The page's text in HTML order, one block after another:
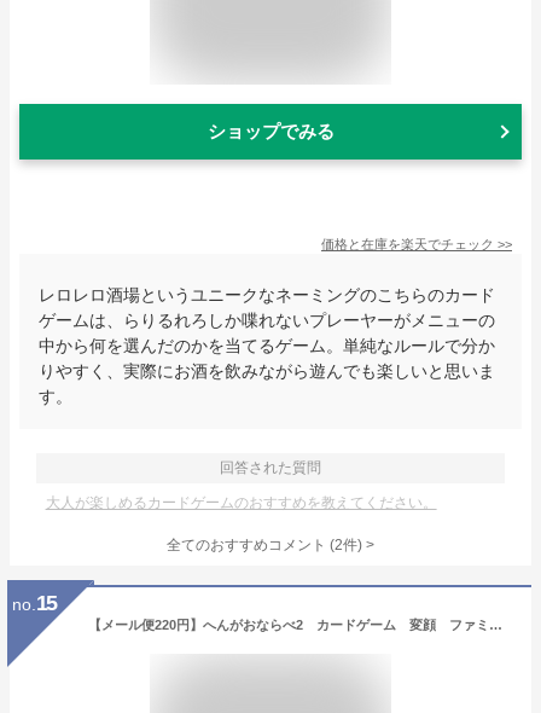
ショップでみる
価格と在庫を楽天でチェック >>
レロレロ酒場というユニークなネーミングのこちらのカード
ゲームは、らりるれろしか喋れないプレーヤーがメニューの
中から何を選んだのかを当てるゲーム。単純なルールで分か
りやすく、実際にお酒を飲みながら遊んでも楽しいと思いま
す。
回答された質問
大人が楽しめるカードゲームのおすすめを教えてください。
全てのおすすめコメント (2件) >
no. 15
【メール便220円】へんがおならべ2 カードゲーム 変顔 ファミリートイ お正月 キッズ 子供 大人 おもしろ こども園 保育園 幼稚園 行事【Artec アーテック】